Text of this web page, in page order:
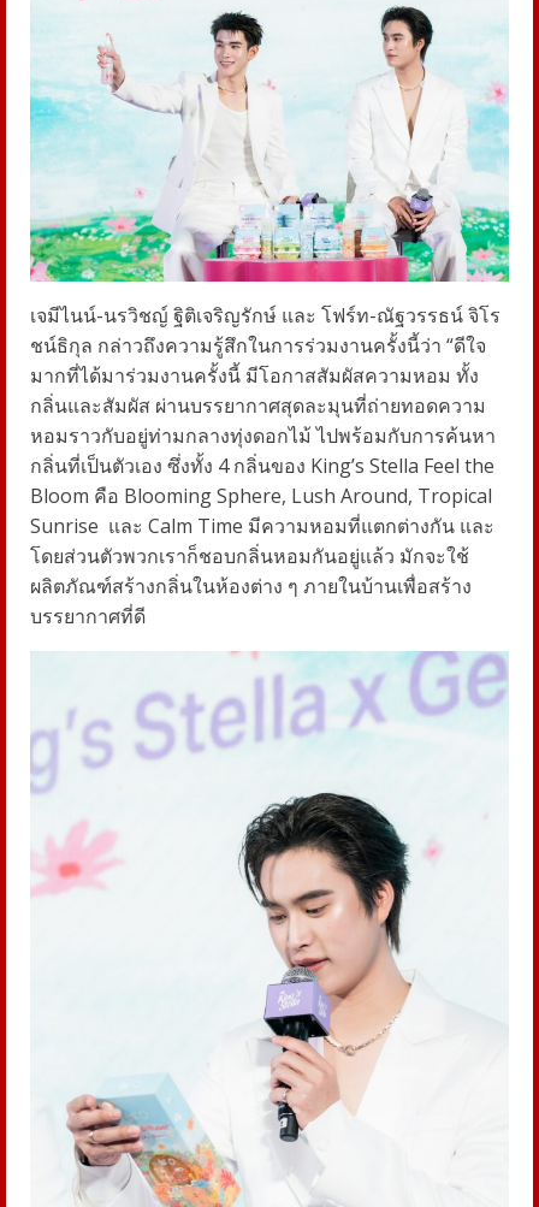
เจมีไนน์-นรวิชญ์ ฐิติเจริญรักษ์ และ โฟร์ท-ณัฐวรรธน์ จิโร
ชน์ธิกุล กล่าวถึงความรู้สึกในการร่วมงานครั้งนี้ว่า “ดีใจ
มากที่ได้มาร่วมงานครั้งนี้ มีโอกาสสัมผัสความหอม ทั้ง
กลิ่นและสัมผัส ผ่านบรรยากาศสุดละมุนที่ถ่ายทอดความ
หอมราวกับอยู่ท่ามกลางทุ่งดอกไม้ ไปพร้อมกับการค้นหา
กลิ่นที่เป็นตัวเอง ซึ่งทั้ง 4 กลิ่นของ King’s Stella Feel the
Bloom คือ Blooming Sphere, Lush Around, Tropical
Sunrise และ Calm Time มีความหอมที่แตกต่างกัน และ
โดยส่วนตัวพวกเราก็ชอบกลิ่นหอมกันอยู่แล้ว มักจะใช้
ผลิตภัณฑ์สร้างกลิ่นในห้องต่าง ๆ ภายในบ้านเพื่อสร้าง
บรรยากาศที่ดี